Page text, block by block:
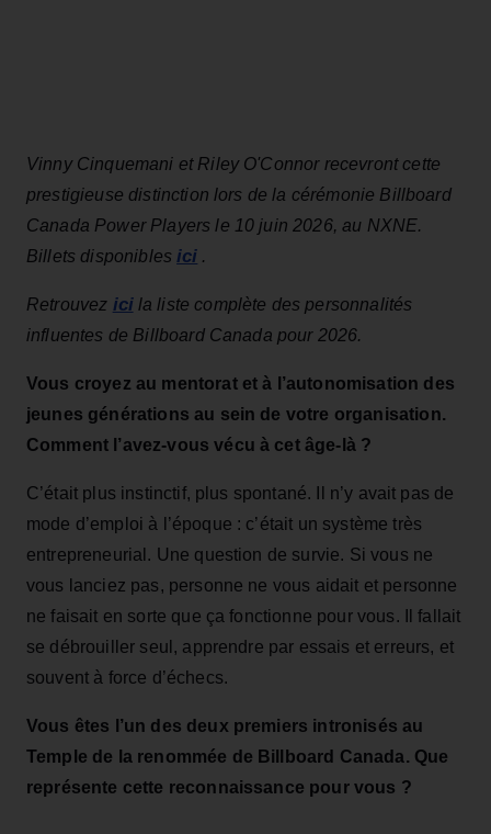
Vinny Cinquemani et Riley O'Connorrecevront cette
prestigieuse distinction lors de la cérémonie Billboard
Canada Power Players le 10 juin 2026, au NXNE.
Billets disponibles ici .
Retrouvez icila liste complète des personnalités
influentes de Billboard Canada pour 2026.
Vous croyez au mentorat et à l’autonomisation des
jeunes générations au sein de votre organisation.
Comment l’avez‑vous vécu à cet âge‑là ?
C’était plus instinctif, plus spontané. Il n’y avait pas de
mode d’emploi à l’époque : c’était un système très
entrepreneurial. Une question de survie. Si vous ne
vous lanciez pas, personne ne vous aidait et personne
ne faisait en sorte que ça fonctionne pour vous. Il fallait
se débrouiller seul, apprendre par essais et erreurs, et
souvent à force d’échecs.
Vous êtes l’un des deux premiers intronisés au
Temple de la renommée de Billboard Canada. Que
représente cette reconnaissance pour vous ?